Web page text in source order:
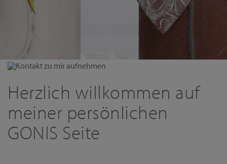
Kontakt zu mir aufnehmen
Herzlich willkommen auf
meiner persönlichen
GONIS Seite